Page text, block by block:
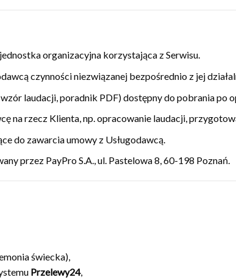
organizacyjna korzystająca z Serwisu.
czynności niezwiązanej bezpośrednio z jej
laudacji, poradnik PDF) dostępny do pobrania po
na rzecz Klienta, np. opracowanie laudacji,
do zawarcia umowy z Usługodawcą.
przez PayPro S.A., ul. Pastelowa 8, 60-198 Poznań.
świecka),
Przelewy24,